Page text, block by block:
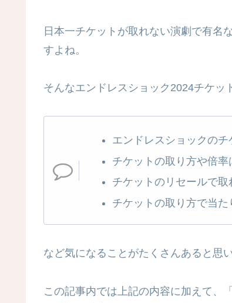
日本一チケットが取れない演劇で有名
すよね。
そんなエンドレスショック2024チケッ
エンドレスショックのチ
チケットの取り方や倍率
チケットのリセールで取
チケットの取り方で当た
など気になることがたくさんあると思
この記事内では上記の内容に加えて、